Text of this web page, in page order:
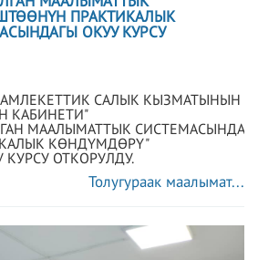
ПРАКТИКАЛЫК
ОКУУ КУРСУ
САЛЫК КЫЗМАТЫНЫН
КАБИНЕТИ"
МААЛЫМАТТЫК СИСТЕМАСЫНДА
КӨНДҮМДӨРҮ"
ОТКОРУЛДУ.
Толугураак маалымат...